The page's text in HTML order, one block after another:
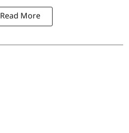
Read More